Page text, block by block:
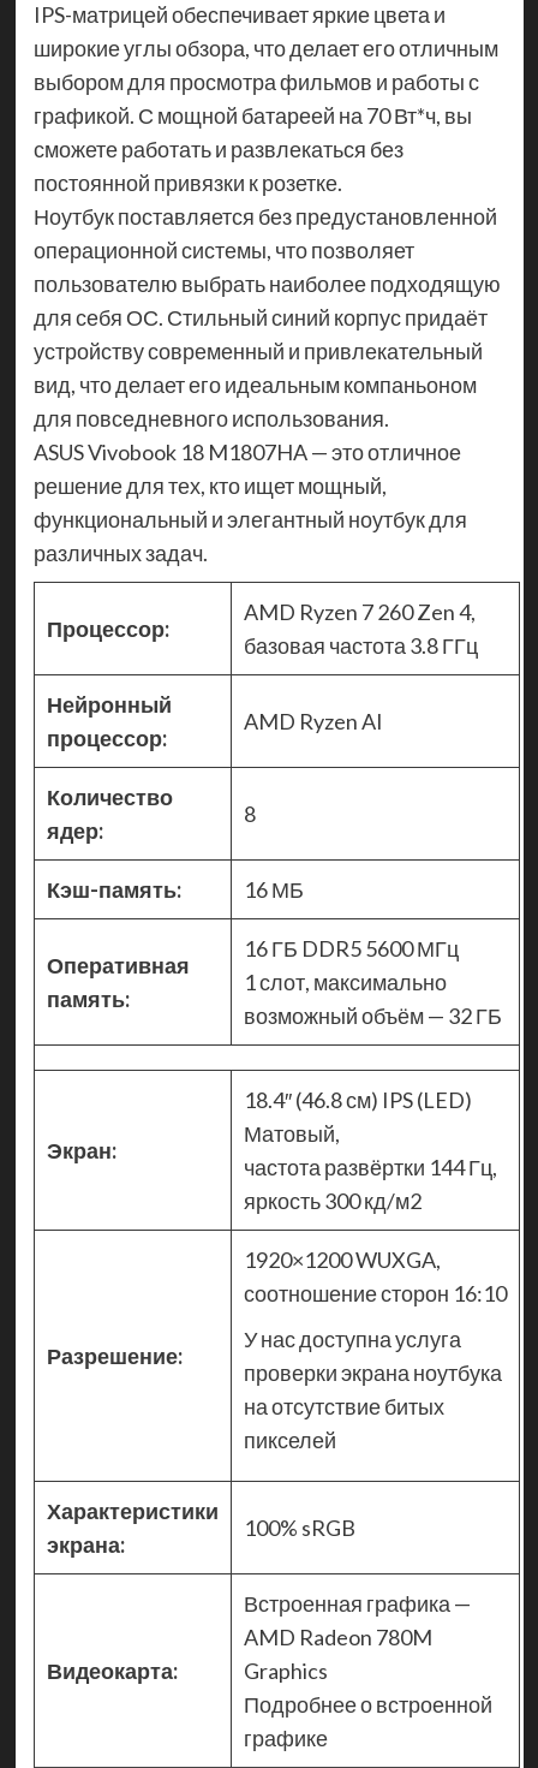
IPS-матрицей обеспечивает яркие цвета и
широкие углы обзора, что делает его отличным
выбором для просмотра фильмов и работы с
графикой. С мощной батареей на 70 Вт*ч, вы
сможете работать и развлекаться без
постоянной привязки к розетке.
Ноутбук поставляется без предустановленной
операционной системы, что позволяет
пользователю выбрать наиболее подходящую
для себя ОС. Стильный синий корпус придаёт
устройству современный и привлекательный
вид, что делает его идеальным компаньоном
для повседневного использования.
ASUS Vivobook 18 M1807HA — это отличное
решение для тех, кто ищет мощный,
функциональный и элегантный ноутбук для
различных задач.
Процессор:
AMD Ryzen 7 260 Zen 4,
базовая частота 3.8 ГГц
Нейронный
процессор:
AMD Ryzen AI
Количество
ядер:
8
Кэш-память: 16 МБ
Оперативная
память:
16 ГБ DDR5 5600 МГц
1 слот, максимально
возможный объём — 32 ГБ
Экран:
18.4″ (46.8 см) IPS (LED)
Матовый,
частота развёртки 144 Гц,
яркость 300 кд/м2
Разрешение:
1920×1200 WUXGA,
соотношение сторон 16:10
У нас доступна услуга
проверки экрана ноутбука
на отсутствие битых
пикселей
Характеристики
экрана:
100% sRGB
Видеокарта:
Встроенная графика —
AMD Radeon 780M
Graphics
Подробнее о встроенной
графике